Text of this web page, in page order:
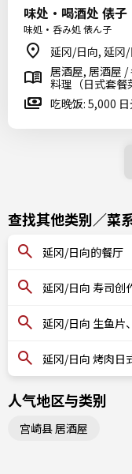
味处・喝酒处 俵子
味処・呑み処 俵ん子
延冈/日向, 延冈
居酒屋, 居酒屋
料理（日式套餐
吃晚饭: 5,000
查找其他类别／菜
延冈/日向的餐厅
延冈/日向 寿司创
延冈/日向 生鱼片
延冈/日向 烤肉日
人气地区与类别
宫崎县 居酒屋